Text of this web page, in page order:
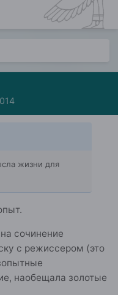
жизни для
сочинение
с режиссером (это
наобещала золотые